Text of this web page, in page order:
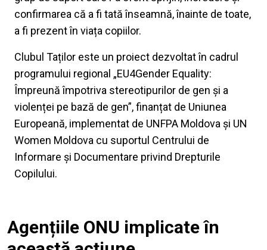
confirmarea că a fi tată înseamnă, înainte de toate,
a fi prezent în viața copiilor.
Clubul Taților este un proiect dezvoltat în cadrul
programului regional „EU4Gender Equality:
Împreună împotriva stereotipurilor de gen și a
violenței pe bază de gen”, finanțat de Uniunea
Europeană, implementat de UNFPA Moldova și UN
Women Moldova cu suportul Centrului de
Informare și Documentare privind Drepturile
Copilului.
Agențiile ONU implicate în